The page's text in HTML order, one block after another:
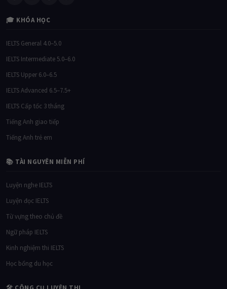
🎓 KHÓA HỌC
IELTS General 4.0–5.0
IELTS Intermediate 5.0–6.0
IELTS Upper 6.0–6.5
IELTS Advanced 6.5–7.5+
IELTS Cấp tốc 3 tháng
Tiếng Anh giao tiếp
Tiếng Anh trẻ em
📚 TÀI NGUYÊN MIỄN PHÍ
Luyện nghe IELTS
Luyện đọc IELTS
Từ vựng theo chủ đề
Ngữ pháp IELTS
Kinh nghiệm thi IELTS
Học bổng du học